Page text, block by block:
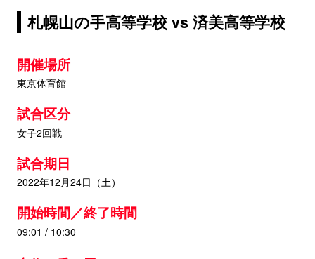
札幌山の手高等学校 vs 済美高等学校
開催場所
東京体育館
試合区分
女子2回戦
試合期日
2022年12月24日（土）
開始時間／終了時間
09:01 / 10:30